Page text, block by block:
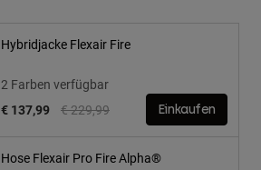
Hybridjacke Flexair Fire
2 Farben verfügbar
Price reduced from
€ 229,99to
€ 137,99 Einkaufen
Hose Flexair Pro Fire Alpha®